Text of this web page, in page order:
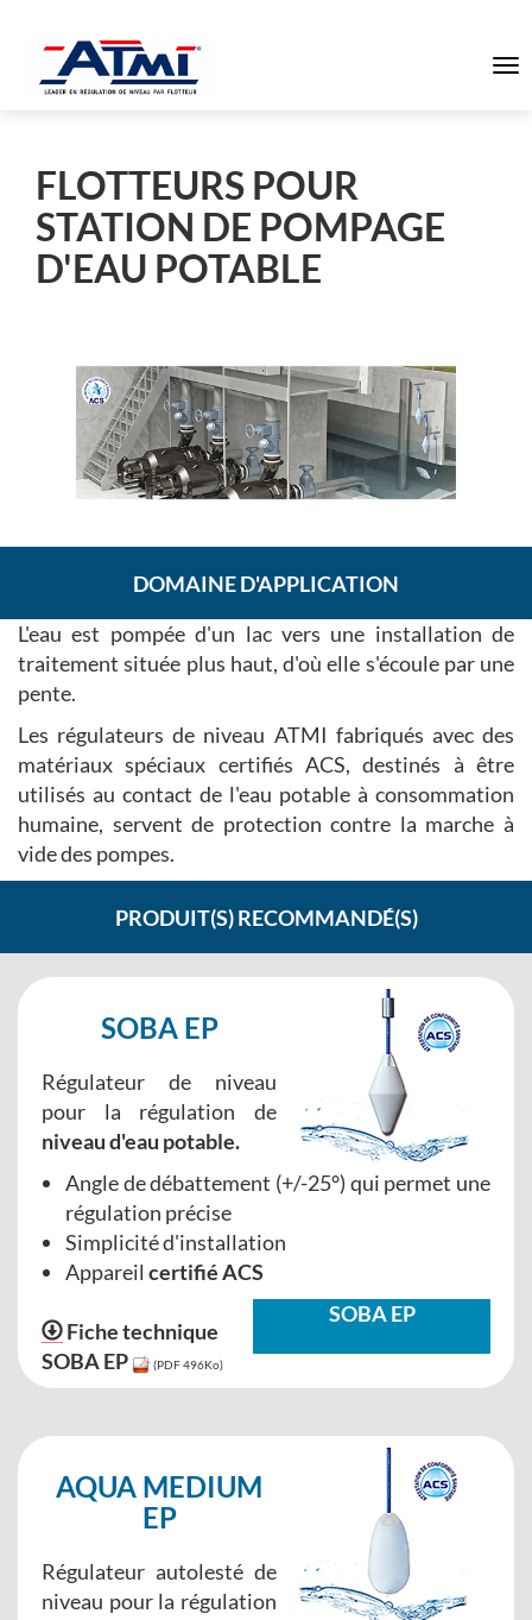
FLOTTEURS POUR
STATION DE POMPAGE
D'EAU POTABLE
DOMAINE D'APPLICATION
L'eau est pompée d'un lac vers une installation de
traitement située plus haut, d'où elle s'écoule par une
pente.
Les régulateurs de niveau ATMI fabriqués avec des
matériaux spéciaux certifiés ACS, destinés à être
utilisés au contact de l'eau potable à consommation
humaine, servent de protection contre la marche à
vide des pompes.
PRODUIT(S) RECOMMANDÉ(S)
SOBA EP
Régulateur de niveau
pour la régulation de
niveau d'eau potable.
Angle de débattement (+/-25°) qui permet une
régulation précise
Simplicité d'installation
Appareil certifié ACS
SOBA EP
Fiche technique
SOBA EP
(PDF 496Ko)
AQUA MEDIUM
EP
Régulateur autolesté de
niveau pour la régulation